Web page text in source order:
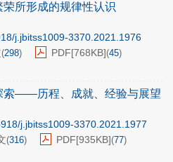
所形成的规律性认识
j.jbitss1009-3370.2021.1976
(298) PDF[768KB](45)
索——历程、成就、经验与展望
j.jbitss1009-3370.2021.1977
(316) PDF[935KB](77)